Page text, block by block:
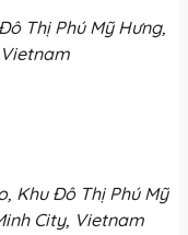
Thị Phú Mỹ Hưng,
Vietnam
Khu Đô Thị Phú Mỹ
City, Vietnam